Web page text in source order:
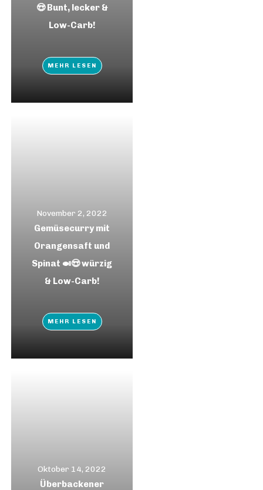
😍 Bunt, lecker &
Low-Carb!
MEHR LESEN
November 2, 2022
Gemüsecurry mit
Orangensaft und
Spinat 🍛😍 würzig
& Low-Carb!
MEHR LESEN
Oktober 14, 2022
Überbackener